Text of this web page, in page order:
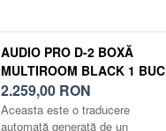
AUDIO PRO D-2 BOXĂ
MULTIROOM BLACK 1 BUC
2.259,00 RON
Aceasta este o traducere
automată generată de un